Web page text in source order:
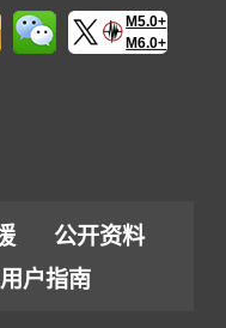
M5.0+
M6.0+
公开资料
户指南